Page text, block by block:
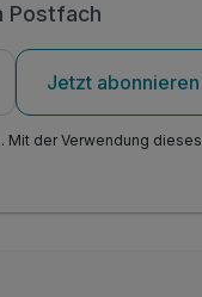
Postfach
Jetzt abonnieren
Mit der Verwendung dieses